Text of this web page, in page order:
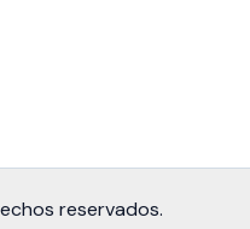
reservados.